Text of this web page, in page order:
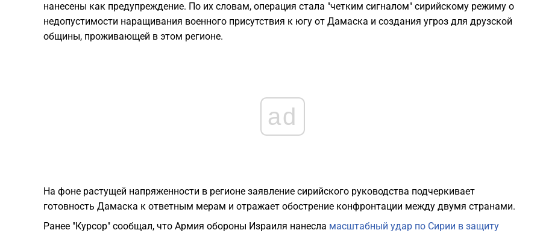
нанесены как предупреждение. По их словам, операция стала "четким сигналом" сирийскому режиму о
недопустимости наращивания военного присутствия к югу от Дамаска и создания угроз для друзской
общины, проживающей в этом регионе.
ad
На фоне растущей напряженности в регионе заявление сирийского руководства подчеркивает
готовность Дамаска к ответным мерам и отражает обострение конфронтации между двумя странами.
Ранее "Курсор" сообщал, что Армия обороны Израиля нанесла масштабный удар по Сирии в защиту